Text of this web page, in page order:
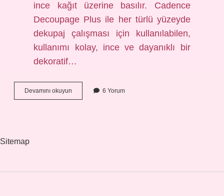
ince kağıt üzerine basılır. Cadence
Decoupage Plus ile her türlü yüzeyde
dekupaj çalışması için kullanılabilen,
kullanımı kolay, ince ve dayanıklı bir
dekoratif…
Devamını okuyun Yenilebilir
Pirinç
6 Yorum
Sitemap